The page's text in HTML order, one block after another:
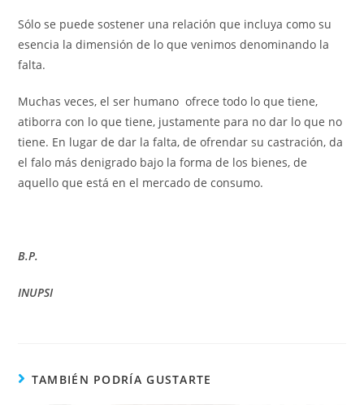
Sólo se puede sostener una relación que incluya como su
esencia la dimensión de lo que venimos denominando la
falta.
Muchas veces, el ser humano ofrece todo lo que tiene,
atiborra con lo que tiene, justamente para no dar lo que no
tiene. En lugar de dar la falta, de ofrendar su castración, da
el falo más denigrado bajo la forma de los bienes, de
aquello que está en el mercado de consumo.
B.P.
INUPSI
TAMBIÉN PODRÍA GUSTARTE